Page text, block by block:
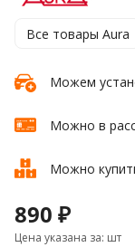
Все товары Aura
Можем
Можно в
Можно
890 ₽
Цена указана за: шт